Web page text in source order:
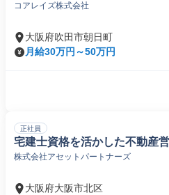
コアレイズ株式会社
大阪府吹田市朝日町
月給30万円～50万円
正社員
宅建士資格を活かした不動産
株式会社アセットパートナーズ
大阪府大阪市北区